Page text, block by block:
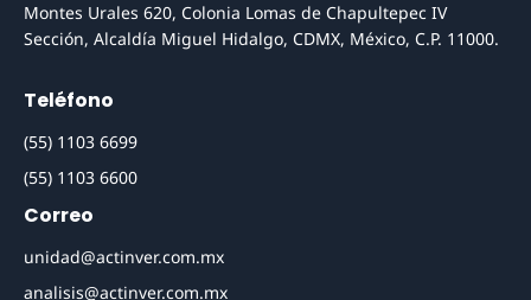
Montes Urales 620, Colonia Lomas de Chapultepec IV
Sección, Alcaldía Miguel Hidalgo, CDMX, México, C.P. 11000.
Teléfono
(55) 1103 6699
(55) 1103 6600
Correo
unidad@actinver.com.mx
analisis@actinver.com.mx